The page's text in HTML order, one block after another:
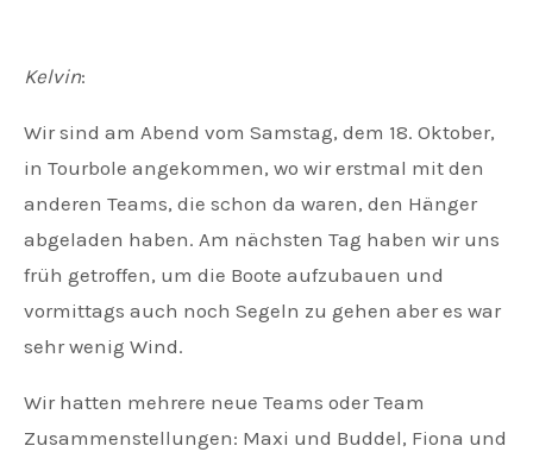
Kelvin:
Wir sind am Abend vom Samstag, dem 18. Oktober,
in Tourbole angekommen, wo wir erstmal mit den
anderen Teams, die schon da waren, den Hänger
abgeladen haben. Am nächsten Tag haben wir uns
früh getroffen, um die Boote aufzubauen und
vormittags auch noch Segeln zu gehen aber es war
sehr wenig Wind.
Wir hatten mehrere neue Teams oder Team
Zusammenstellungen: Maxi und Buddel, Fiona und